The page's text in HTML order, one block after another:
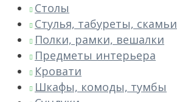
Столы
Стулья, табуреты, скамьи
Полки, рамки, вешалки
Предметы интерьера
Кровати
Шкафы, комоды, тумбы